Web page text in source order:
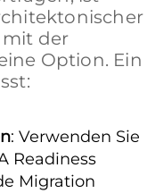
der
Option. Ein
: Verwenden Sie
Readiness
Migration